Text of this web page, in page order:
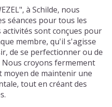
à Schilde, nous
séances pour tous les
sont conçues pour
membre, qu'il s'agisse
de se perfectionner ou de
croyons fermement
moyen de maintenir une
tout en créant des